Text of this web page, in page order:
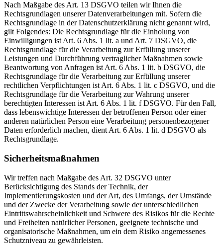
Nach Maßgabe des Art. 13 DSGVO teilen wir Ihnen die
Rechtsgrundlagen unserer Datenverarbeitungen mit. Sofern die
Rechtsgrundlage in der Datenschutzerklärung nicht genannt wird,
gilt Folgendes: Die Rechtsgrundlage für die Einholung von
Einwilligungen ist Art. 6 Abs. 1 lit. a und Art. 7 DSGVO, die
Rechtsgrundlage für die Verarbeitung zur Erfüllung unserer
Leistungen und Durchführung vertraglicher Maßnahmen sowie
Beantwortung von Anfragen ist Art. 6 Abs. 1 lit. b DSGVO, die
Rechtsgrundlage für die Verarbeitung zur Erfüllung unserer
rechtlichen Verpflichtungen ist Art. 6 Abs. 1 lit. c DSGVO, und die
Rechtsgrundlage für die Verarbeitung zur Wahrung unserer
berechtigten Interessen ist Art. 6 Abs. 1 lit. f DSGVO. Für den Fall,
dass lebenswichtige Interessen der betroffenen Person oder einer
anderen natürlichen Person eine Verarbeitung personenbezogener
Daten erforderlich machen, dient Art. 6 Abs. 1 lit. d DSGVO als
Rechtsgrundlage.
Sicherheitsmaßnahmen
Wir treffen nach Maßgabe des Art. 32 DSGVO unter
Berücksichtigung des Stands der Technik, der
Implementierungskosten und der Art, des Umfangs, der Umstände
und der Zwecke der Verarbeitung sowie der unterschiedlichen
Eintrittswahrscheinlichkeit und Schwere des Risikos für die Rechte
und Freiheiten natürlicher Personen, geeignete technische und
organisatorische Maßnahmen, um ein dem Risiko angemessenes
Schutzniveau zu gewährleisten.